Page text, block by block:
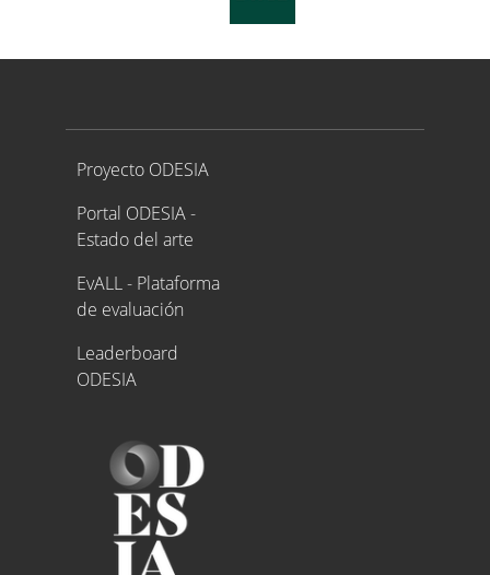
Proyecto ODESIA
Proyecto ODESIA
Portal ODESIA -
Estado del arte
EvALL - Plataforma
de evaluación
Leaderboard
ODESIA